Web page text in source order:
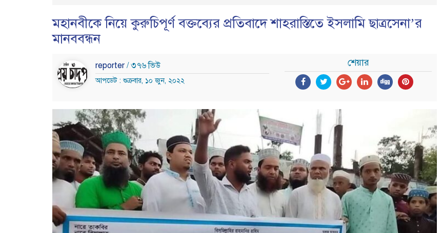
মহানবীকে নিয়ে কুরুচিপূর্ণ বক্তব্যের প্রতিবাদে শাহরাস্তিতে ইসলামি ছাত্রসেনা’র
মানববন্ধন
reporter / ৩৭৬ ভিউ
আপডেট : শুক্রবার, ১০ জুন, ২০২২
শেয়ার